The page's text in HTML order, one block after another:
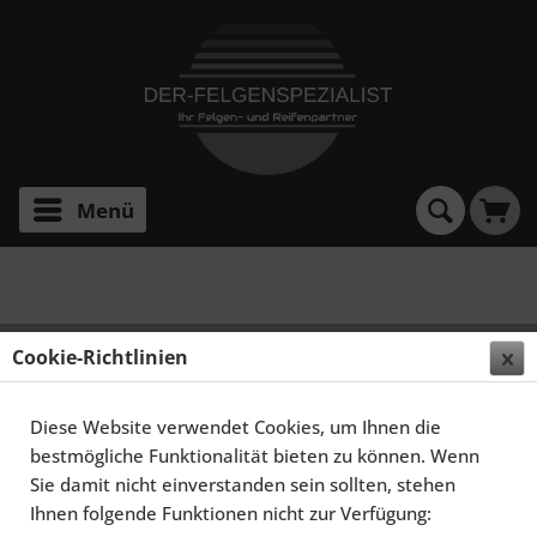
Menü
SCHMIDT FELGEN 20 ZOLL GAMBIT FÜR FORD S-
MAX MKI TYP WA6, HIGHGLOSS SILBER
Cookie-Richtlinien
Diese Website verwendet Cookies, um Ihnen die
bestmögliche Funktionalität bieten zu können. Wenn
Sie damit nicht einverstanden sein sollten, stehen
Ihnen folgende Funktionen nicht zur Verfügung: